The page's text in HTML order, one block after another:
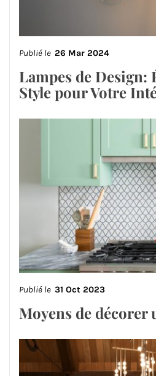
Publié le 26 Mar 2024
Lampes de Design:
Style pour Votre
Publié le 31 Oct 2023
Moyens de décorer